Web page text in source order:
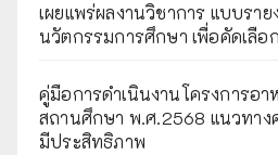
เผยแพร่ผลงานวิชาการ แบบรา
นวัตกรรมการศึกษา เพื่อคัดเลือ
คู่มือการดำเนินงานโครงการอา
สถานศึกษา พ.ศ.2568 แนวทา
มีประสิทธิภาพ